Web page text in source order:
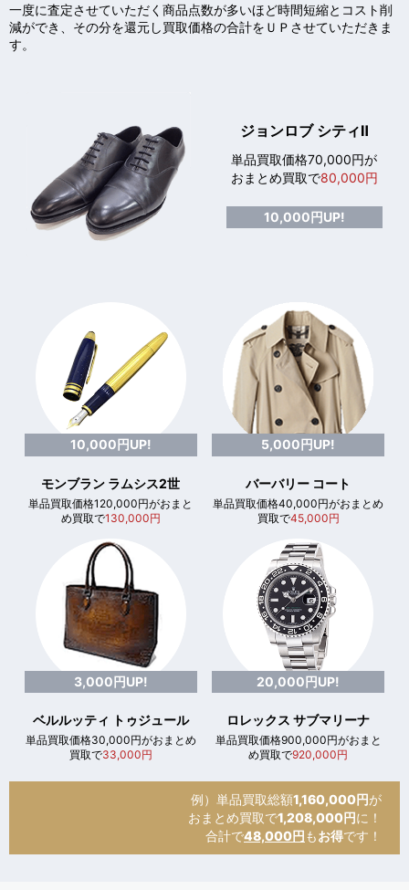
一度に査定させていただく商品点数が多いほど時間短縮とコスト削
減ができ、 その分を還元し買取価格の合計をＵＰさせていただきま
す。
ジョンロブ シティⅡ
単品買取価格70,000円が
おまとめ買取で80,000円
10,000円UP!
10,000円UP!
モンブラン ラムシス2世
単品買取価格120,000円がおまと
め買取で130,000円
5,000円UP!
バーバリー コート
単品買取価格40,000円がおまとめ
買取で45,000円
3,000円UP!
ベルルッティ トゥジュール
単品買取価格30,000円がおまとめ
買取で33,000円
20,000円UP!
ロレックス サブマリーナ
単品買取価格900,000円がおまと
め買取で920,000円
例）単品買取総額1,160,000円が
おまとめ買取で1,208,000円に！
合計で48,000円 もお得です！